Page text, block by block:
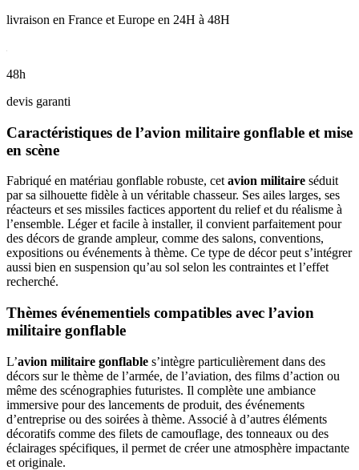
livraison en France et Europe en 24H à 48H
48h
devis garanti
Caractéristiques de l’avion militaire gonflable et mise
en scène
Fabriqué en matériau gonflable robuste, cet avion militaire séduit
par sa silhouette fidèle à un véritable chasseur. Ses ailes larges, ses
réacteurs et ses missiles factices apportent du relief et du réalisme à
l’ensemble. Léger et facile à installer, il convient parfaitement pour
des décors de grande ampleur, comme des salons, conventions,
expositions ou événements à thème. Ce type de décor peut s’intégrer
aussi bien en suspension qu’au sol selon les contraintes et l’effet
recherché.
Thèmes événementiels compatibles avec l’avion
militaire gonflable
L’avion militaire gonflable s’intègre particulièrement dans des
décors sur le thème de l’armée, de l’aviation, des films d’action ou
même des scénographies futuristes. Il complète une ambiance
immersive pour des lancements de produit, des événements
d’entreprise ou des soirées à thème. Associé à d’autres éléments
décoratifs comme des filets de camouflage, des tonneaux ou des
éclairages spécifiques, il permet de créer une atmosphère impactante
et originale.